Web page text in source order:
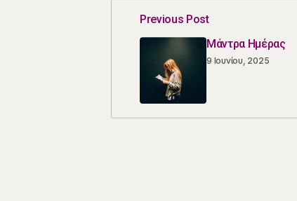
Previous Post
Μάντρα Ημέρας
9 Ιουνίου, 2025